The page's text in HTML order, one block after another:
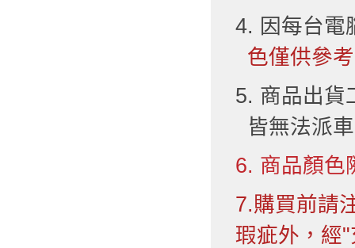
4. 因每台電
色僅供參
5. 商品出貨
皆無法派
6. 商品顏色
7.購買前請
瑕疵外，經